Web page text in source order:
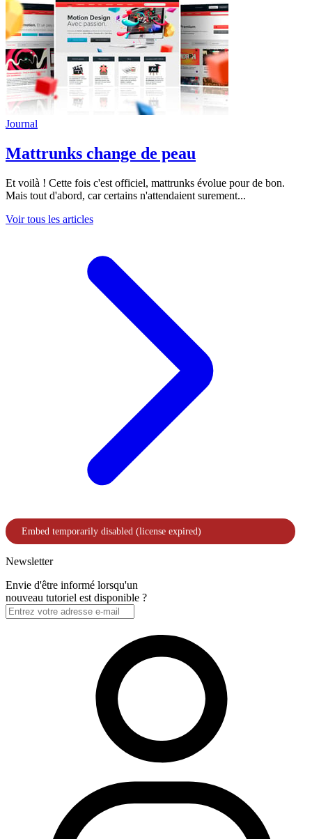
Journal
Mattrunks change de peau
Et voilà ! Cette fois c'est officiel, mattrunks évolue pour de bon.
Mais tout d'abord, car certains n'attendaient surement...
Voir tous les articles
Newsletter
Envie d'être informé lorsqu'un
nouveau tutoriel est disponible ?